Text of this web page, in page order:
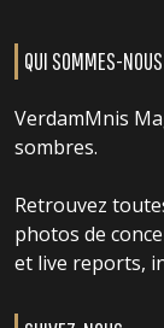
QUI SOMMES-
VerdamMnis
sombres.
Retrouvez
photos de
et live reports,